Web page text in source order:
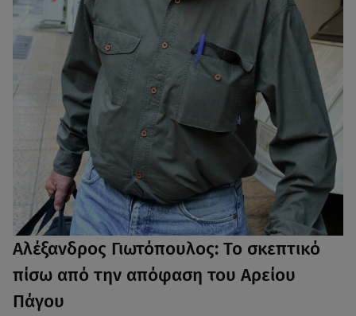
Αλέξανδρος Γιωτόπουλος: Το σκεπτικό
πίσω από την απόφαση του Αρείου
Πάγου